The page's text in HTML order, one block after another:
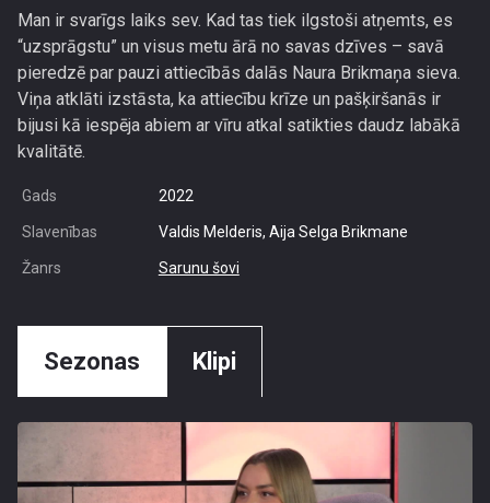
Man ir svarīgs laiks sev. Kad tas tiek ilgstoši atņemts, es
“uzsprāgstu” un visus metu ārā no savas dzīves – savā
pieredzē par pauzi attiecībās dalās Naura Brikmaņa sieva.
Viņa atklāti izstāsta, ka attiecību krīze un pašķiršanās ir
bijusi kā iespēja abiem ar vīru atkal satikties daudz labākā
kvalitātē.
Gads 2022
Slavenības Valdis Melderis, Aija Selga Brikmane
Žanrs Sarunu šovi
Sezonas Klipi